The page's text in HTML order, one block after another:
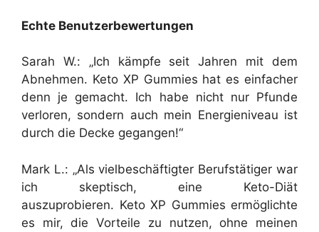
Echte Benutzerbewertungen
Sarah W.: „Ich kämpfe seit Jahren mit dem
Abnehmen. Keto XP Gummies hat es einfacher
denn je gemacht. Ich habe nicht nur Pfunde
verloren, sondern auch mein Energieniveau ist
durch die Decke gegangen!“
Mark L.: „Als vielbeschäftigter Berufstätiger war
ich skeptisch, eine Keto-Diät
auszuprobieren. Keto XP Gummies ermöglichte
es mir, die Vorteile zu nutzen, ohne meinen